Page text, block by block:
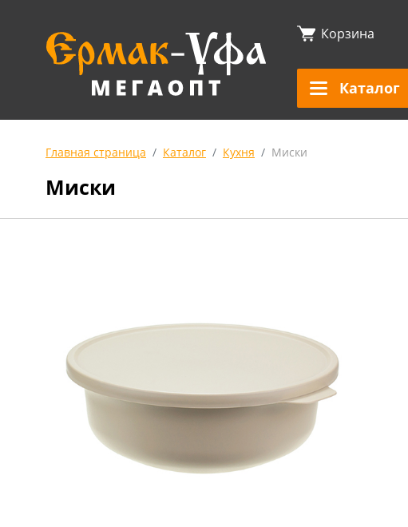
Корзина
Каталог
Главная страница Каталог Кухня Миски
Миски